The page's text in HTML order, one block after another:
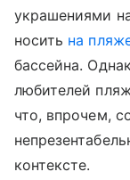
украшениями
носить на
бассейна.
любителей
что, впрочем,
контексте.